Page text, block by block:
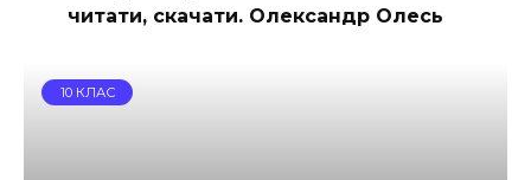
читати, скачати. Олександр Олесь
10 КЛАС